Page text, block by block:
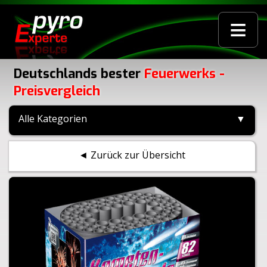
≡
Deutschlands bester Feuerwerks -
Preisvergleich
Alle Kategorien ▼
◄ Zurück zur Übersicht